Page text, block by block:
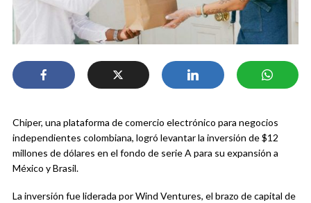
Chiper, una plataforma de comercio electrónico para negocios
independientes colombiana, logró levantar la inversión de $12
millones de dólares en el fondo de serie A para su expansión a
México y Brasil.
La inversión fue liderada por Wind Ventures, el brazo de capital de